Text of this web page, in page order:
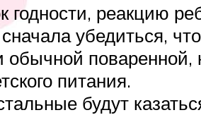
реакцию
убедиться,
поваренной,
питания.
будут